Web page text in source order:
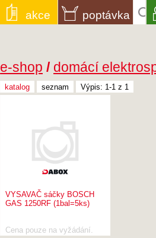
e-shop / domácí
katalog seznam Výpis: 1-1 z 1
VYSAVAČ sáčky BOSCH
GAS 1250RF (1bal=5ks)
Cena pouze na vyžádání.
akce poptávka